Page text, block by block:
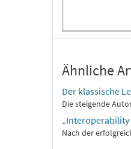
Ähnliche
Der klassische
Die steigende
„Interoperability
Nach der